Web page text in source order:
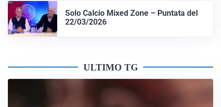
Solo Calcio Mixed Zone – Puntata del
22/03/2026
ULTIMO TG